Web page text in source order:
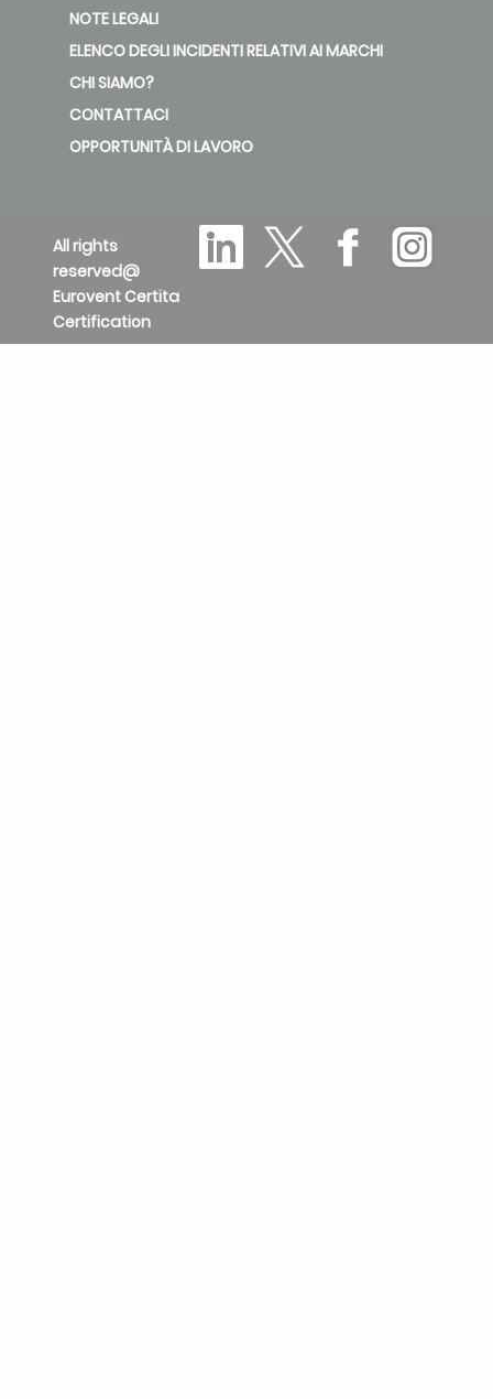
NOTE LEGALI
ELENCO DEGLI INCIDENTI RELATIVI AI MARCHI
CHI SIAMO?
CONTATTACI
OPPORTUNITÀ DI LAVORO
All rights
reserved@
Eurovent Certita
Certification